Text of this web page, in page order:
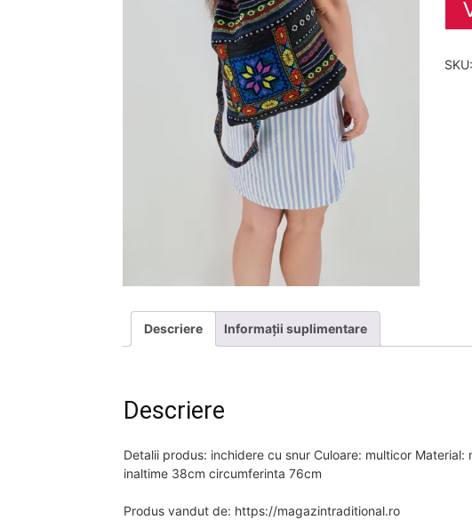
SKU:
Descriere Informații suplimentare
Descriere
Detalii produs: inchidere cu snur Culoare: multicor
inaltime 38cm circumferinta 76cm
Produs vandut de: https://magazintraditional.ro